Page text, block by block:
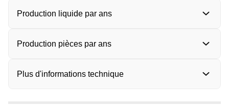
Production liquide par ans
Production pièces par ans
Plus d'informations technique